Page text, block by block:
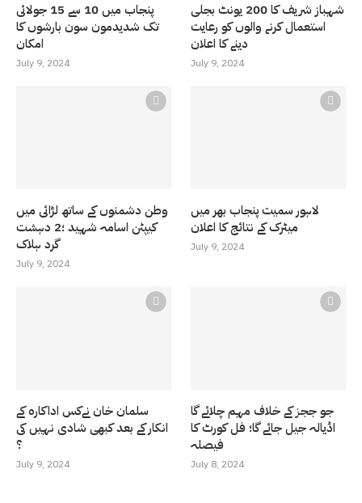
پنجاب میں 10 سے 15 جولائی
تک شدیدمون سون بارشوں کا
امکان
July 9, 2024
شہباز شریف کا 200 یونٹ بجلی
استعمال کرنے والوں کو رعایت
دینے کا اعلان
July 9, 2024
وطن دشمنوں کے ساتھ لڑائی میں
کیپٹن اسامہ شہید ؛2 دہشت
گرد ہلاک
July 9, 2024
لاہور سمیت پنجاب بھر میں
میٹرک کے نتائج کا اعلان
July 9, 2024
سلمان خان نےکس اداکارہ کے
انکار کے بعد کبھی شادی نہیں کی
؟
July 9, 2024
جو ججز کے خلاف مہم چلائے گا
اڈیالہ جیل جائے گا؛ فل کورٹ کا
فیصلہ
July 8, 2024